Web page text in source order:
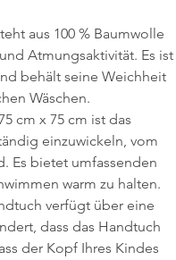
aus 100 % Baumwolle
Atmungsaktivität. Es ist
behält seine Weichheit
Wäschen.
cm x 75 cm ist das
einzuwickeln, vom
Es bietet umfassenden
warm zu halten.
verfügt über eine
dass das Handtuch
der Kopf Ihres Kindes